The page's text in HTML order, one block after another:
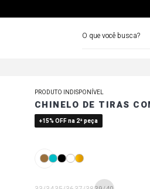
FRETE
PRODUTO INDISPONÍVEL
CHINELO DE TIRAS
+15% OFF na 2ª peça